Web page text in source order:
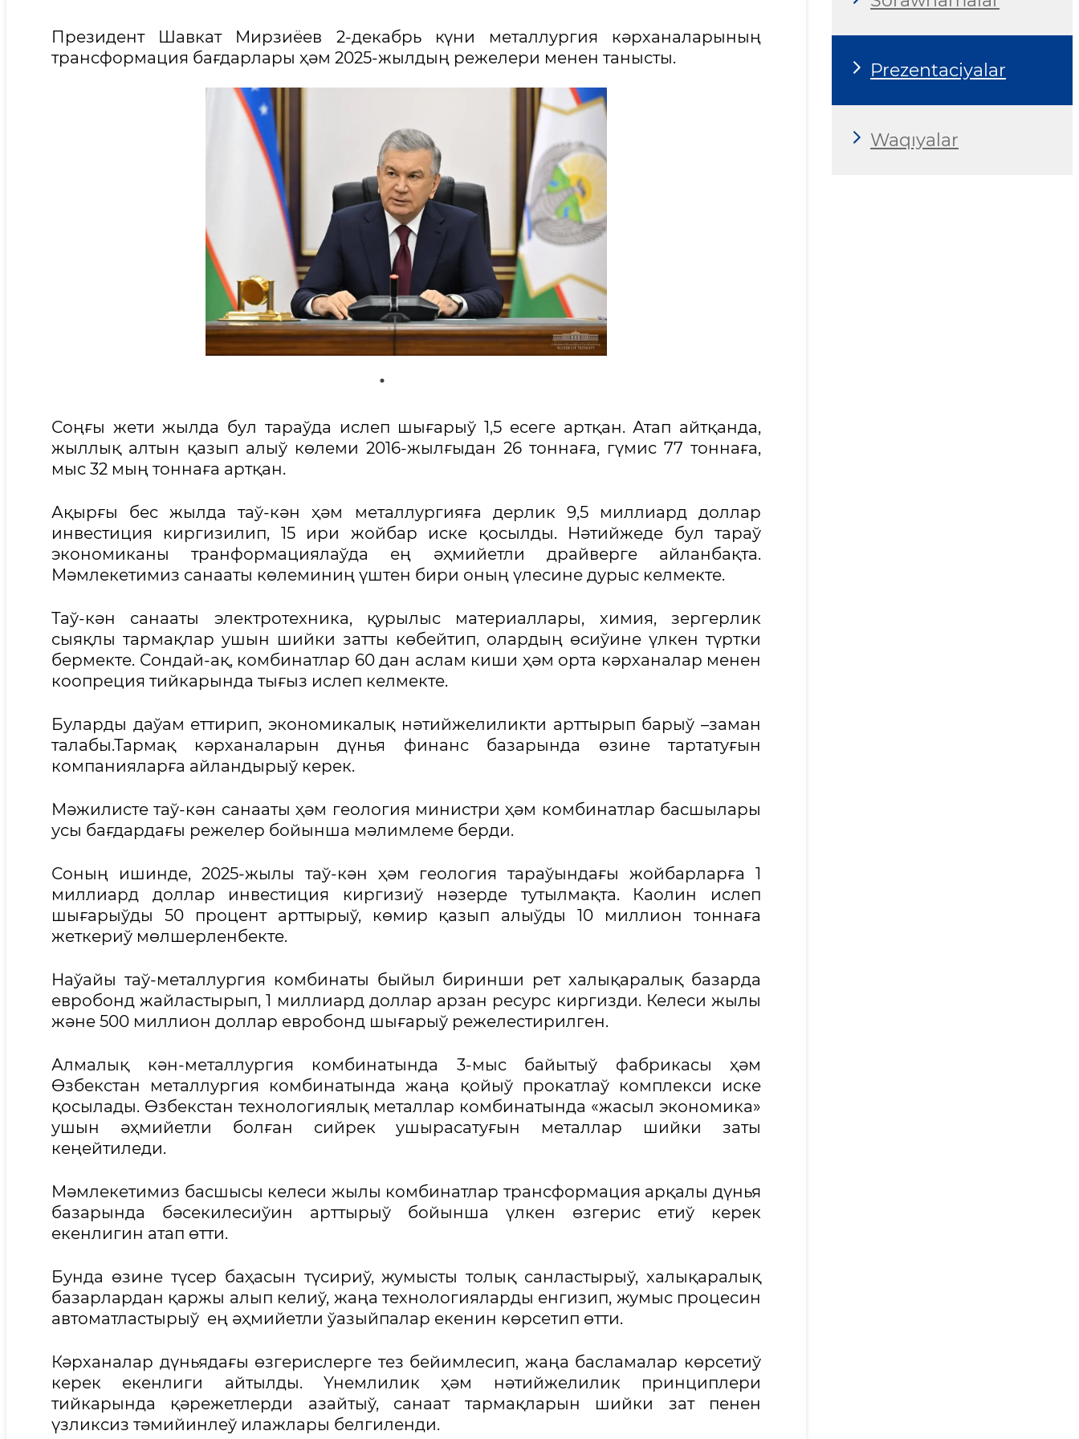
Президент Шавкат Мирзиёев 2-декабрь күни металлургия кәрханаларының
трансформация бағдарлары ҳәм 2025-жылдың режелери менен танысты.
Соңғы жети жылда бул тараўда ислеп шығарыў 1,5 есеге артқан. Атап айтқанда,
жыллық алтын қазып алыў көлеми 2016-жылғыдан 26 тоннаға, гүмис 77 тоннаға,
мыс 32 мың тоннаға артқан.
Ақырғы бес жылда таў-кән ҳәм металлургияға дерлик 9,5 миллиард доллар
инвестиция киргизилип, 15 ири жойбар иске қосылды. Нәтийжеде бул тараў
экономиканы транформациялаўда ең әҳмийетли драйверге айланбақта.
Мәмлекетимиз санааты көлеминиң үштен бири оның үлесине дурыс келмекте.
Таў-кән санааты электротехника, қурылыс материаллары, химия, зергерлик
сыяқлы тармақлар ушын шийки затты көбейтип, олардың өсиўине үлкен түртки
бермекте. Сондай-ақ, комбинатлар 60 дан аслам киши ҳәм орта кәрханалар менен
коопреция тийкарында тығыз ислеп келмекте.
Буларды даўам еттирип, экономикалық нәтийжелиликти арттырып барыў –заман
талабы.Тармақ кәрханаларын дүнья финанс базарында өзине тартатуғын
компанияларға айландырыў керек.
Мәжилисте таў-кән санааты ҳәм геология министри ҳәм комбинатлар басшылары
усы бағдардағы режелер бойынша мәлимлеме берди.
Соның ишинде, 2025-жылы таў-кән ҳәм геология тараўындағы жойбарларға 1
миллиард доллар инвестиция киргизиў нәзерде тутылмақта. Каолин ислеп
шығарыўды 50 процент арттырыў, көмир қазып алыўды 10 миллион тоннаға
жеткериў мөлшерленбекте.
Наўайы таў-металлургия комбинаты быйыл биринши рет халықаралық базарда
евробонд жайластырып, 1 миллиард доллар арзан ресурс киргизди. Келеси жылы
және 500 миллион доллар евробонд шығарыў режелестирилген.
Алмалық кән-металлургия комбинатында 3-мыс байытыў фабрикасы ҳәм
Өзбекстан металлургия комбинатында жаңа қойыў прокатлаў комплекси иске
қосылады. Өзбекстан технологиялық металлар комбинатында «жасыл экономика»
ушын әҳмийетли болған сийрек ушырасатуғын металлар шийки заты
кеңейтиледи.
Мәмлекетимиз басшысы келеси жылы комбинатлар трансформация арқалы дүнья
базарында бәсекилесиўин арттырыў бойынша үлкен өзгерис етиў керек
екенлигин атап өтти.
Бунда өзине түсер баҳасын түсириў, жумысты толық санластырыў, халықаралық
базарлардан қаржы алып келиў, жаңа технологияларды енгизип, жумыс процесин
автоматластырыў ең әҳмийетли ўазыйпалар екенин көрсетип өтти.
Кәрханалар дүньядағы өзгерислерге тез бейимлесип, жаңа басламалар көрсетиў
керек екенлиги айтылды. Үнемлилик ҳәм нәтийжелилик принциплери
тийкарында қәрежетлерди азайтыў, санаат тармақларын шийки зат пенен
үзликсиз тәмийинлеў илажлары белгиленди.
Prezentaciyalar
Waqıyalar